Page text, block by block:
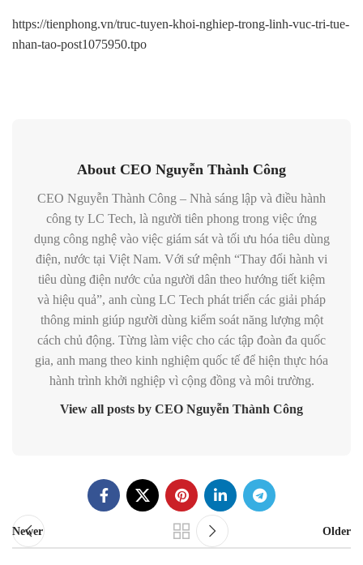
https://tienphong.vn/truc-tuyen-khoi-nghiep-trong-linh-vuc-tri-tue-
nhan-tao-post1075950.tpo
About CEO Nguyễn Thành Công
CEO Nguyễn Thành Công – Nhà sáng lập và điều hành
công ty LC Tech, là người tiên phong trong việc ứng
dụng công nghệ vào việc giám sát và tối ưu hóa tiêu dùng
điện, nước tại Việt Nam. Với sứ mệnh “Thay đổi hành vi
tiêu dùng điện nước của người dân theo hướng tiết kiệm
và hiệu quả”, anh cùng LC Tech phát triển các giải pháp
thông minh giúp người dùng kiểm soát năng lượng một
cách chủ động. Từng làm việc cho các tập đoàn đa quốc
gia, anh mang theo kinh nghiệm quốc tế để hiện thực hóa
hành trình khởi nghiệp vì cộng đồng và môi trường.
View all posts by CEO Nguyễn Thành Công
Newer Older